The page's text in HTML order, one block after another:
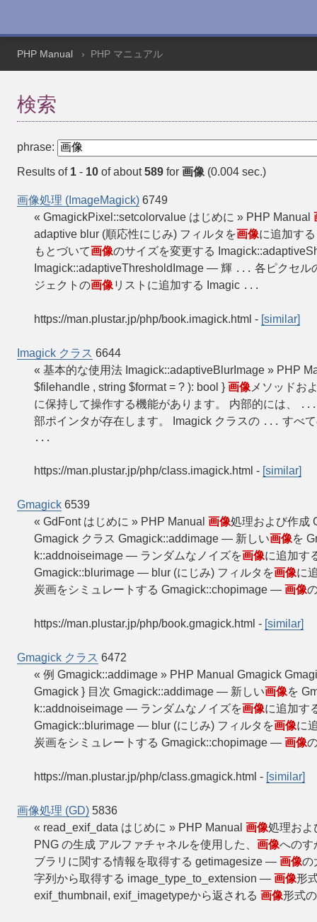
PHP Manual PHP マニュアル
検索
phrase:
Results of 1 - 10 of about589 for 画像 (0.004 sec.)
画像処理 (ImageMagick) 6749
« GmagickPixel::setcolorvalue はじめに » PHP Manual
adaptive blur (順応性にじみ) フィルタを画像に追加す
もとづいて画像のサイズを変更する
Imagick::adaptiveThresholdImage — 輝 ... 各ピクセル
ジェクトの画像 リストに追加する Imagic ...
https://man.plustar.jp/php/book.imagick.html - [similar]
Imagick クラス 6644
« 基本的な使用法 Imagick::adaptiveBlurImage » PHP
$filehandle , string $format = ? ): bool } 画像 メソッドお
に保持して操作する機能があります。 内部的には、
...
部ポインタが存在します。 Imagick クラスの ... すべ
...
https://man.plustar.jp/php/class.imagick.html - [similar]
Gmagick 6539
« GdFont はじめに » PHP Manual 画像処理および作成
Gmagick クラス Gmagick::addimage — 新しい画像を
k::addnoiseimage — ランダムなノイズを画像に追加す
Gmagick::blurimage — blur (にじみ) フィルタを画像に
炭画をシミュレートする Gmagick::chopimage — 画像
https://man.plustar.jp/php/book.gmagick.html - [similar]
Gmagick クラス 6472
« 例 Gmagick::addimage » PHP Manual Gmagick
Gmagick } 目次 Gmagick::addimage — 新しい画像を
k::addnoiseimage — ランダムなノイズを画像に追加す
Gmagick::blurimage — blur (にじみ) フィルタを画像に
炭画をシミュレートする Gmagick::chopimage — 画像
https://man.plustar.jp/php/class.gmagick.html - [similar]
画像処理 (GD) 5836
« read_exif_data はじめに » PHP Manual 画像処理お
PNG の生成 アルファチャネルを使用した、 画像へのす
ブラリに関する情報を取得する getimagesize — 画像の
字列から取得する image_type_to_extension — 画像形
exif_thumbnail, exif_imagetypeから返される 画像形式